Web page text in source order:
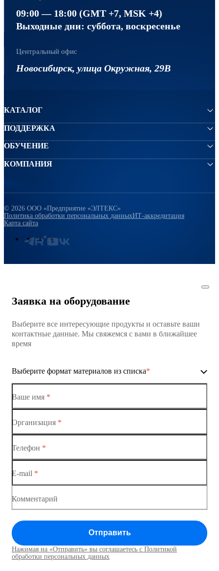
09:00 — 18:00 (GMT +7, MSK +4)
Выходные дни: суббота, воскресенье
Центральный офис
Новосибирск, улица Окружная, 29В
КАТАЛОГ
ПОДДЕРЖКА
ОБУЧЕНИЕ
КОМПАНИЯ
© 2026 ООО «Предприятие «ЭЛТЕКС»
Политика обработки персональных данныхИТ-аккредитация
Карта сайта
Заявка на оборудование
Выберите все интересующие продукты и оставьте ваши
контактные данные. Мы свяжемся с вами в ближайшее
время
Выберите формат материалов из списка*
Ethernet-коммутаторы
Коммутатор доступа MES1428
Коммутатор доступа MES1428
Коммутаторы доступа01
Ваше имя *
Организация *
Телефон *
E-mail *
Комментарий
Отправить
Нажимая на «Отправить» вы соглашаетесь с Политикой
обработки персональных данных